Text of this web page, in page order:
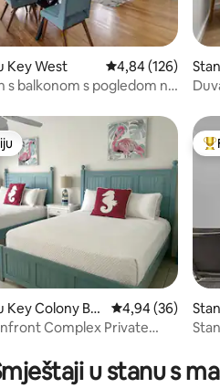
959
Key West Prosječna ocjena:
4,84 (126)
s balkonom s pogledom na
recenzija: 15
Key Colony Be
Prosječna
4,94 (36)
Complex Private
u stanu s